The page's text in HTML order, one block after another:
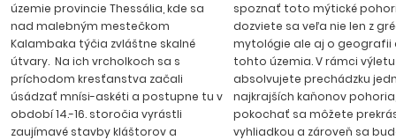
územie provincie Thessália, kde sa
nad malebným mestečkom
Kalambaka týčia zvláštne skalné
útvary. Na ich vrcholkoch sa s
príchodom kresťanstva začali
úsádzať mnísi-askéti a postupne tu v
období 14.-16. storočia vyrástli
zaujímavé stavby kláštorov a
spoznať toto mýtické
dozviete sa veľa nie len z
mytológie ale aj o geografii
tohto územia. V rámci výletu
absolvujete prechádzku
najkrajších kaňonov pohoria,
pokochať sa môžete
vyhliadkou a zároveň sa